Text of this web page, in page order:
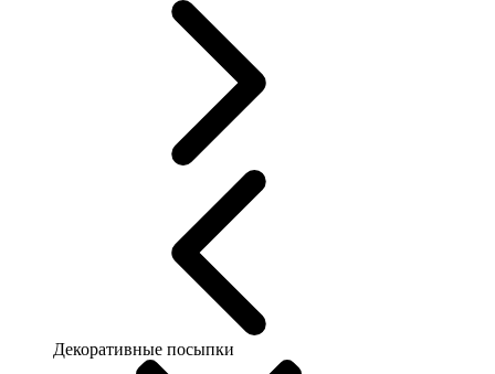
Декоративные посыпки